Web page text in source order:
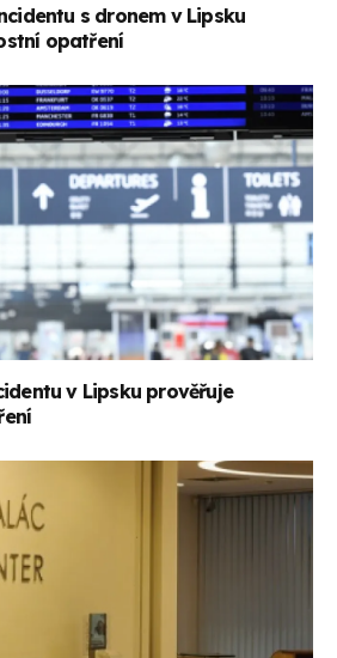
s dronem v Lipsku
opatření
v Lipsku prověřuje